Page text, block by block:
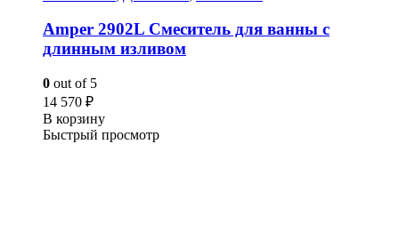
Amper 2902L Смеситель для ванны с
длинным изливом
0 out of 5
14 570 ₽
В корзину
Быстрый просмотр